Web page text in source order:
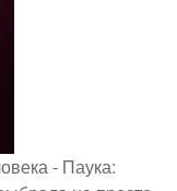
- Паука: